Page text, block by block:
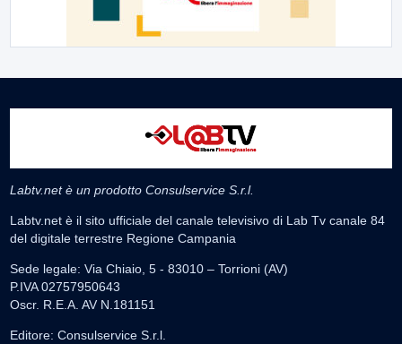
Labtv.net è un prodotto Consulservice S.r.l.
Labtv.net è il sito ufficiale del canale televisivo di Lab Tv canale 84
del digitale terrestre Regione Campania
Sede legale: Via Chiaio, 5 - 83010 – Torrioni (AV)
P.IVA 02757950643
Oscr. R.E.A. AV N.181151
Editore: Consulservice S.r.l.